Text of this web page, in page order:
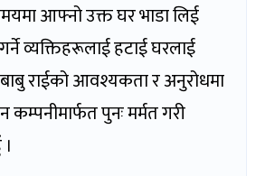
आफ्नो उक्त घर भाडा लिई
व्यक्तिहरूलाई हटाई घरलाई
बाबु राईको आवश्यकता र अनुरोधमा
पुनः मर्मत गरी